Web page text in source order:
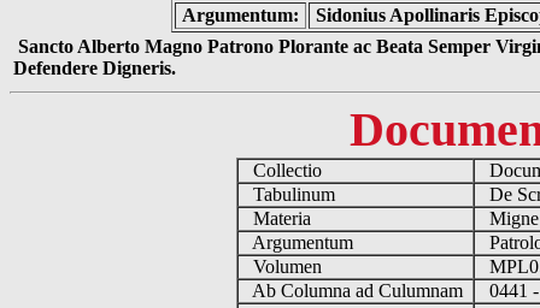
Argumentum:
Sidonius Apollinaris
Sancto Alberto Magno Patrono Plorante ac Beata Semper
Defendere Digneris.
Collectio
Tabulinum
De
Materia
Argumentum
Volumen
Ab Columna ad Culumnam
0441